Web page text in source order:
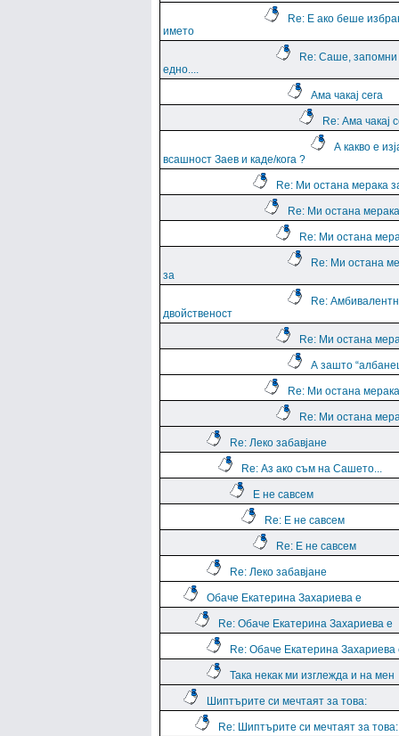
Re: Е ако беше
името
Re: Саше, запомни
едно....
Ама чакај сега
Re: Ама чакај
А какво е
всашност Заев и каде/кога ?
Re: Ми остана мерака
Re: Ми остана
Re: Ми остана
Re: Ми остана
за
Re:
двойственост
Re: Ми остана
А зашто
Re: Ми остана
Re: Ми остана
Re: Леко забавјане
Re: Аз ако съм на Сашето...
Е не савсем
Re: Е не савсем
Re: Е не савсем
Re: Леко забавјане
Обаче Екатерина Захариева е
Re: Обаче Екатерина Захариева е
Re: Обаче Екатерина Захариева
Така некак ми изглежда и на мен
Шиптърите си мечтаят за това:
Re: Шиптърите си мечтаят за това: